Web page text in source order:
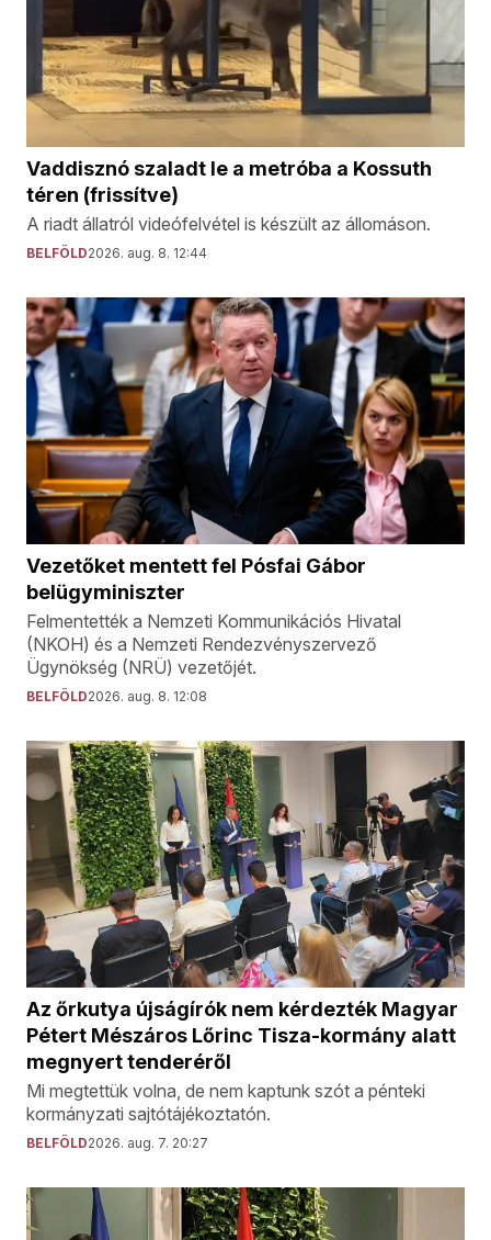
Vaddisznó szaladt le a metróba a Kossuth
téren (frissítve)
A riadt állatról videófelvétel is készült az állomáson.
BELFÖLD2026. aug. 8. 12:44
Vezetőket mentett fel Pósfai Gábor
belügyminiszter
Felmentették a Nemzeti Kommunikációs Hivatal
(NKOH) és a Nemzeti Rendezvényszervező
Ügynökség (NRÜ) vezetőjét.
BELFÖLD2026. aug. 8. 12:08
Az őrkutya újságírók nem kérdezték Magyar
Pétert Mészáros Lőrinc Tisza-kormány alatt
megnyert tenderéről
Mi megtettük volna, de nem kaptunk szót a pénteki
kormányzati sajtótájékoztatón.
BELFÖLD2026. aug. 7. 20:27